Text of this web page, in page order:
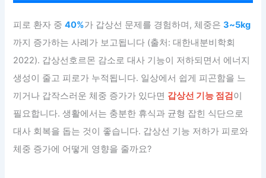
피로 환자 중40%가 갑상선 문제를 경험하며, 체중은3~5kg
까지 증가하는 사례가 보고됩니다 (출처: 대한내분비학회
2022). 갑상선호르몬 감소로 대사 기능이 저하되면서 에너지
생성이 줄고 피로가 누적됩니다. 일상에서 쉽게 피곤함을 느
끼거나 갑작스러운 체중 증가가 있다면 갑상선 기능 점검이
필요합니다. 생활에서는 충분한 휴식과 균형 잡힌 식단으로
대사 회복을 돕는 것이 좋습니다. 갑상선 기능 저하가 피로와
체중 증가에 어떻게 영향을 줄까요?